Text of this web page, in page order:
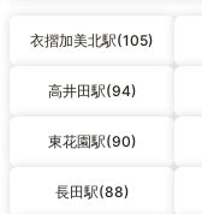
衣摺加美北駅(105)
高井田駅(94)
東花園駅(90)
長田駅(88)